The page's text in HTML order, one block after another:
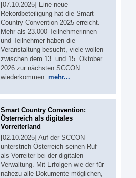
[07.10.2025] Eine neue
Rekordbeteiligung hat die Smart
Country Convention 2025 erreicht.
Mehr als 23.000 Teilnehmerinnen
und Teilnehmer haben die
Veranstaltung besucht, viele wollen
zwischen dem 13. und 15. Oktober
2026 zur nächsten SCCON
wiederkommen. mehr...
Smart Country Convention:
Österreich als digitales
Vorreiterland
[02.10.2025] Auf der SCCON
unterstrich Österreich seinen Ruf
als Vorreiter bei der digitalen
Verwaltung. Mit Erfolgen wie der für
nahezu alle Dokumente möglichen,